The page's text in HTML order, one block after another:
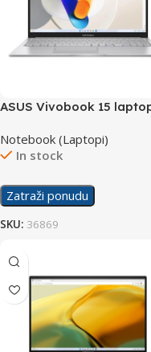
ASUS Vivobook 15
Notebook (Laptopi)
In stock
Zatraži ponudu
SKU: 36869